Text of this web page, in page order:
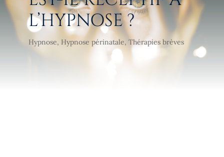
L’HYPNOSE ?
Hypnose, Hypnose périnatale, Thérapies brèves